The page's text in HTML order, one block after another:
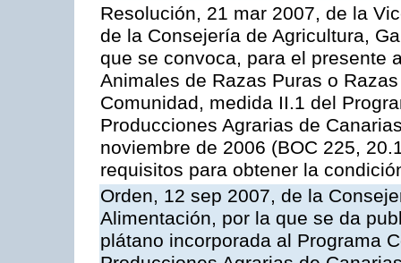
Resolución, 21 mar 2007, de la
de la Consejería de Agricultura,
que se convoca, para el presente
Animales de Razas Puras o
Comunidad, medida II.1 del
Producciones Agrarias de
noviembre de 2006 (BOC 225,
requisitos para obtener la
Orden, 12 sep 2007, de la
Alimentación, por la que se da
plátano incorporada al Programa